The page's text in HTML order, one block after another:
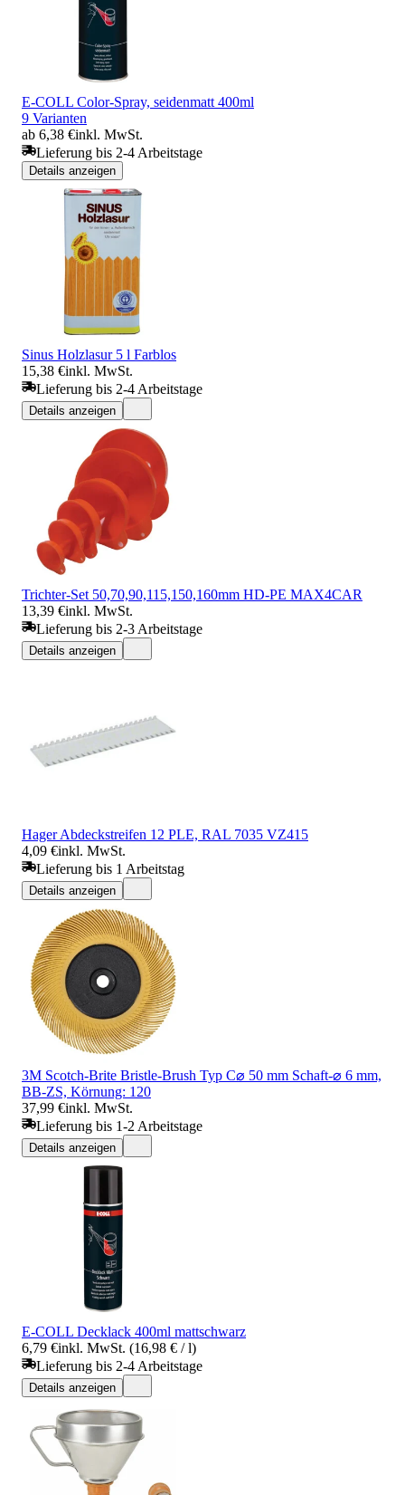
E-COLL Color-Spray, seidenmatt 400ml
9 Varianten
ab 6,38 €inkl. MwSt.
Lieferung bis 2-4 Arbeitstage
Details anzeigen
Sinus Holzlasur 5 l Farblos
15,38 €inkl. MwSt.
Lieferung bis 2-4 Arbeitstage
Details anzeigen
Trichter-Set 50,70,90,115,150,160mm HD-PE MAX4CAR
13,39 €inkl. MwSt.
Lieferung bis 2-3 Arbeitstage
Details anzeigen
Hager Abdeckstreifen 12 PLE, RAL 7035 VZ415
4,09 €inkl. MwSt.
Lieferung bis 1 Arbeitstag
Details anzeigen
3M Scotch-Brite Bristle-Brush Typ C⌀ 50 mm Schaft-⌀ 6 mm,
BB-ZS, Körnung: 120
37,99 €inkl. MwSt.
Lieferung bis 1-2 Arbeitstage
Details anzeigen
E-COLL Decklack 400ml mattschwarz
6,79 €inkl. MwSt. (16,98 € / l)
Lieferung bis 2-4 Arbeitstage
Details anzeigen